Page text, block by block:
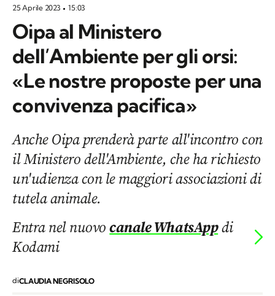
25 Aprile 2023 15:03
Oipa al Ministero
dell’Ambiente per gli orsi:
«Le nostre proposte per una
convivenza pacifica»
Anche Oipa prenderà parte all'incontro con
il Ministero dell'Ambiente, che ha richiesto
un'udienza con le maggiori associazioni di
tutela animale.
Entra nel nuovocanale WhatsAppdi
Kodami
diCLAUDIA NEGRISOLO